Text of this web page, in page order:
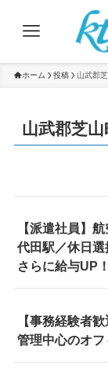
ホーム 投稿 山武郡
山武郡芝山
【派遣社員】
代田駅／休日
さらに給与UP！
【事務経験者
管理中心のオフ